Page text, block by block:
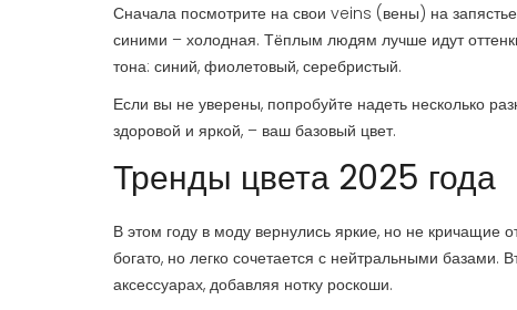
Сначала посмотрите на свои veins (вены) на
синими – холодная. Тёплым людям лучше идут
тона: синий, фиолетовый, серебристый.
Если вы не уверены, попробуйте надеть несколько
здоровой и яркой, – ваш базовый цвет.
Тренды цвета 2025 года
В этом году в моду вернулись яркие, но не кричащие
богато, но легко сочетается с нейтральными базами.
аксессуарах, добавляя нотку роскоши.